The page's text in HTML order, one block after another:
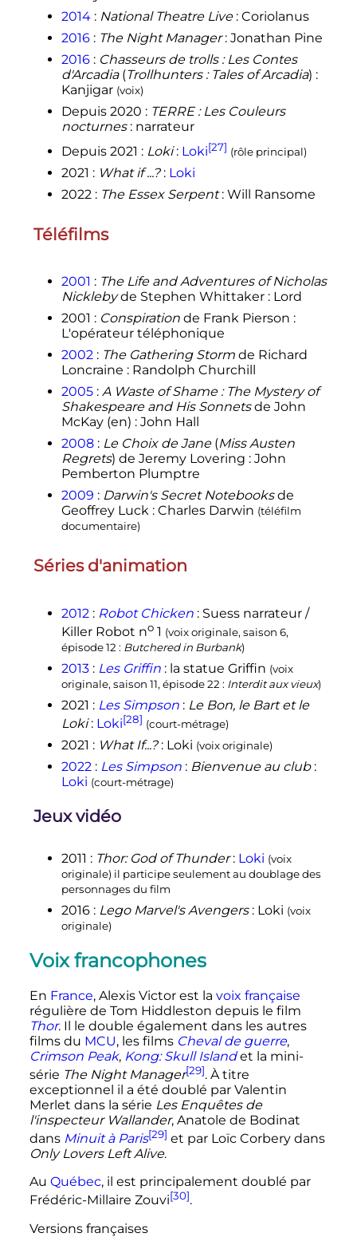
2014 : National Theatre Live : Coriolanus
2016 : The Night Manager : Jonathan Pine
2016 : Chasseurs de trolls : Les Contes
d'Arcadia(Trollhunters : Tales of Arcadia) :
Kanjigar (voix)
Depuis 2020 : TERRE : Les Couleurs
nocturnes : narrateur
Depuis 2021 : Loki : Loki[27] (rôle principal)
2021 : What if ...? : Loki
2022 : The Essex Serpent : Will Ransome
Téléfilms
2001 : The Life and Adventures of Nicholas
Nicklebyde Stephen Whittaker : Lord
2001 : Conspirationde Frank Pierson :
L'opérateur téléphonique
2002 : The Gathering Stormde Richard
Loncraine : Randolph Churchill
2005 : A Waste of Shame : The Mystery of
Shakespeare and His Sonnetsde John
McKay (en) : John Hall
2008 : Le Choix de Jane(Miss Austen
Regrets) de Jeremy Lovering : John
Pemberton Plumptre
2009 : Darwin's Secret Notebooksde
Geoffrey Luck : Charles Darwin (téléfilm
documentaire)
Séries d'animation
2012 : Robot Chicken : Suess narrateur /
Killer Robot no 1 (voix originale, saison 6,
épisode 12 : Butchered in Burbank)
2013 : Les Griffin : la statue Griffin (voix
originale, saison 11, épisode 22 : Interdit aux vieux)
2021 : Les Simpson : Le Bon, le Bart et le
Loki : Loki[28] (court-métrage)
2021 : What If...? : Loki (voix originale)
2022 : Les Simpson : Bienvenue au club :
Loki (court-métrage)
Jeux vidéo
2011 : Thor: God of Thunder : Loki (voix
originale) il participe seulement au doublage des
personnages du film
2016 : Lego Marvel's Avengers : Loki (voix
originale)
Voix francophones
En France, Alexis Victor est la voix française
régulière de Tom Hiddleston depuis le film
Thor. Il le double également dans les autres
films du MCU, les films Cheval de guerre,
Crimson Peak, Kong: Skull Islandet la mini-
série The Night Manager[29]. À titre
exceptionnel il a été doublé par Valentin
Merlet dans la série Les Enquêtes de
l'inspecteur Wallander, Anatole de Bodinat
dans Minuit à Paris[29] et par Loïc Corbery dans
Only Lovers Left Alive.
Au Québec, il est principalement doublé par
Frédéric-Millaire Zouvi[30].
Versions françaises